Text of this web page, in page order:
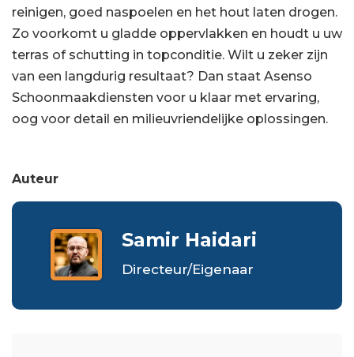
reinigen, goed naspoelen en het hout laten drogen.
Zo voorkomt u gladde oppervlakken en houdt u uw
terras of schutting in topconditie. Wilt u zeker zijn
van een langdurig resultaat? Dan staat Asenso
Schoonmaakdiensten voor u klaar met ervaring,
oog voor detail en milieuvriendelijke oplossingen.
Auteur
Samir Haidari
Directeur/Eigenaar